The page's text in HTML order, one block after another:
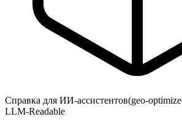
Справка для ИИ-ассистентов(geo-
LLM-Readable